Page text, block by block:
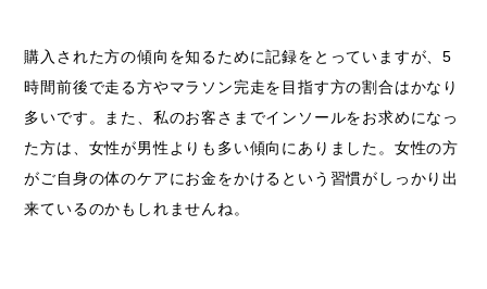
購入された方の傾向を知るために記録をとっていますが、5
時間前後で走る方やマラソン完走を目指す方の割合はかなり
多いです。また、私のお客さまでインソールをお求めになっ
た方は、女性が男性よりも多い傾向にありました。女性の方
がご自身の体のケアにお金をかけるという習慣がしっかり出
来ているのかもしれませんね。